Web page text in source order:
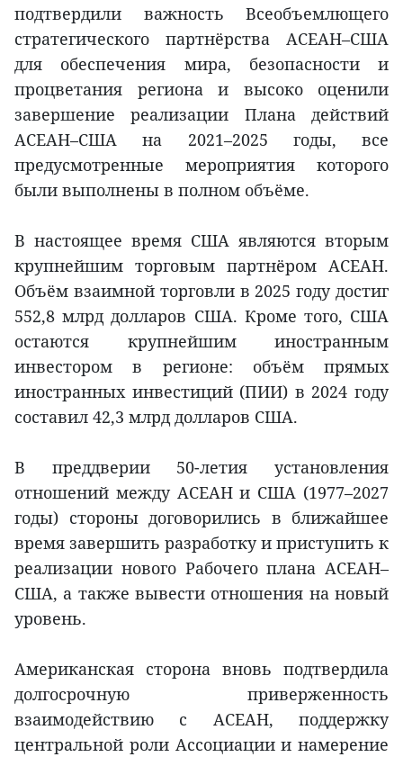
подтвердили важность Всеобъемлющего
стратегического партнёрства АСЕАН–США
для обеспечения мира, безопасности и
процветания региона и высоко оценили
завершение реализации Плана действий
АСЕАН–США на 2021–2025 годы, все
предусмотренные мероприятия которого
были выполнены в полном объёме.
В настоящее время США являются вторым
крупнейшим торговым партнёром АСЕАН.
Объём взаимной торговли в 2025 году достиг
552,8 млрд долларов США. Кроме того, США
остаются крупнейшим иностранным
инвестором в регионе: объём прямых
иностранных инвестиций (ПИИ) в 2024 году
составил 42,3 млрд долларов США.
В преддверии 50-летия установления
отношений между АСЕАН и США (1977–2027
годы) стороны договорились в ближайшее
время завершить разработку и приступить к
реализации нового Рабочего плана АСЕАН–
США, а также вывести отношения на новый
уровень.
Американская сторона вновь подтвердила
долгосрочную приверженность
взаимодействию с АСЕАН, поддержку
центральной роли Ассоциации и намерение